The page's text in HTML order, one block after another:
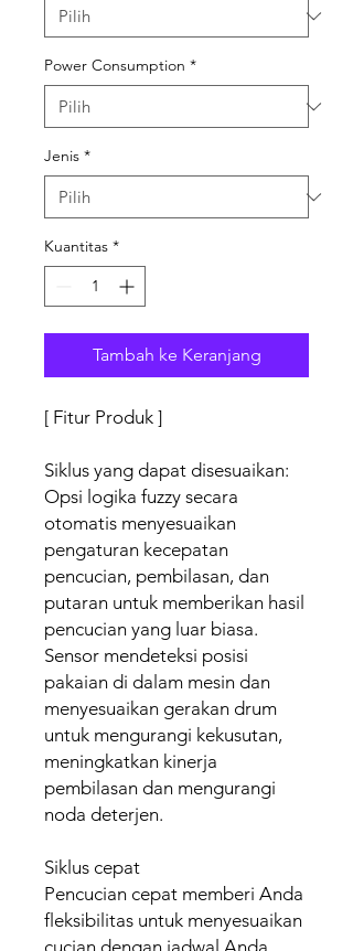
Power Consumption *
Jenis *
Kuantitas *
Tambah ke Keranjang
[ Fitur Produk ]
Siklus yang dapat disesuaikan:
Opsi logika fuzzy secara
otomatis menyesuaikan
pengaturan kecepatan
pencucian, pembilasan, dan
putaran untuk memberikan hasil
pencucian yang luar biasa.
Sensor mendeteksi posisi
pakaian di dalam mesin dan
menyesuaikan gerakan drum
untuk mengurangi kekusutan,
meningkatkan kinerja
pembilasan dan mengurangi
noda deterjen.
Siklus cepat
Pencucian cepat memberi Anda
fleksibilitas untuk menyesuaikan
cucian dengan jadwal Anda.